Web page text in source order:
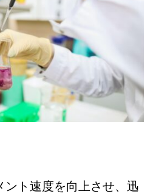
ント速度を向上させ、迅